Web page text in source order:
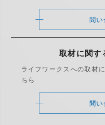
問い
取材に関す
ライフワークスへの取材
ちら
問い